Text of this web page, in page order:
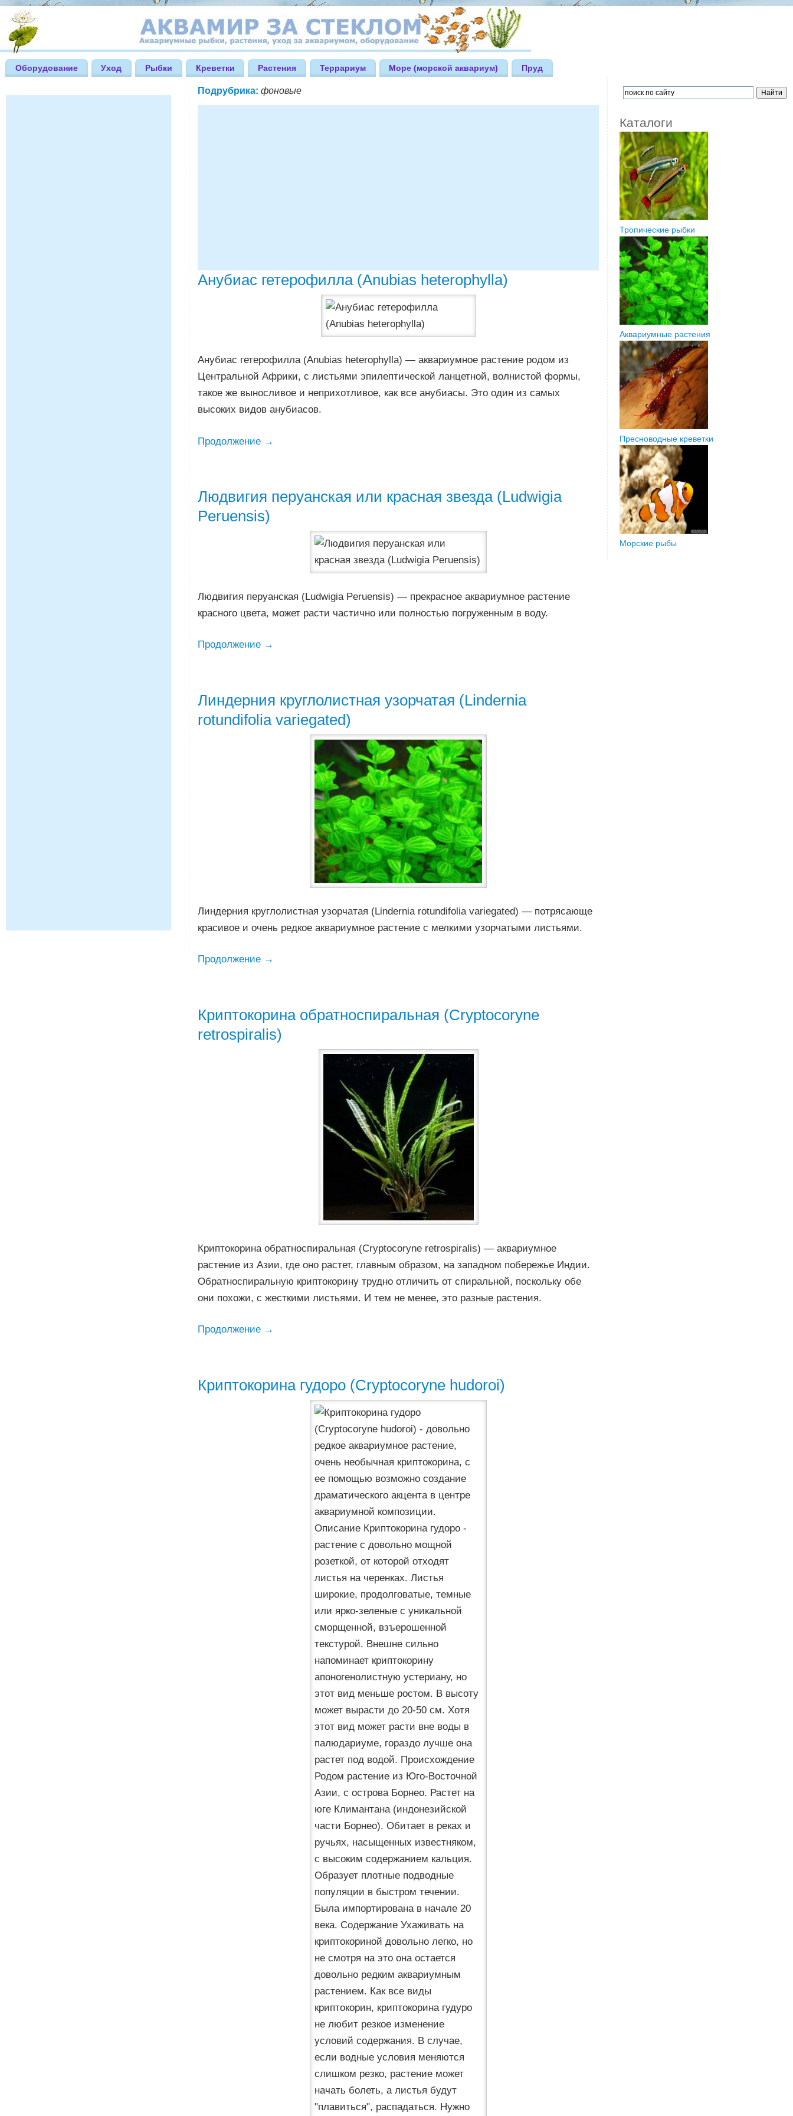
Оборудование Уход Рыбки Креветки Растения Террариум Море (морской аквариум) Пруд
Подрубрика: фоновые
Анубиас гетерофилла (Anubias heterophylla)
Анубиас гетерофилла (Anubias heterophylla) — аквариумное растение родом из
Центральной Африки, с листьями эпилептической ланцетной, волнистой формы,
такое же выносливое и неприхотливое, как все анубиасы. Это один из самых
высоких видов анубиасов.
Продолжение →
Людвигия перуанская или красная звезда (Ludwigia
Peruensis)
Людвигия перуанская (Ludwigia Peruensis) — прекрасное аквариумное растение
красного цвета, может расти частично или полностью погруженным в воду.
Продолжение →
Линдерния круглолистная узорчатая (Lindernia
rotundifolia variegated)
Линдерния круглолистная узорчатая (Lindernia rotundifolia variegated) — потрясающе
красивое и очень редкое аквариумное растение с мелкими узорчатыми листьями.
Продолжение →
Криптокорина обратноспиральная (Cryptocoryne
retrospiralis)
Криптокорина обратноспиральная (Cryptocoryne retrospiralis) — аквариумное
растение из Азии, где оно растет, главным образом, на западном побережье Индии.
Обратноспиральную криптокорину трудно отличить от спиральной, поскольку обе
они похожи, с жесткими листьями. И тем не менее, это разные растения.
Продолжение →
Криптокорина гудоро (Cryptocoryne hudoroi)
Каталоги
Тропические рыбки
Аквариумные растения
Пресноводные креветки
Морские рыбы